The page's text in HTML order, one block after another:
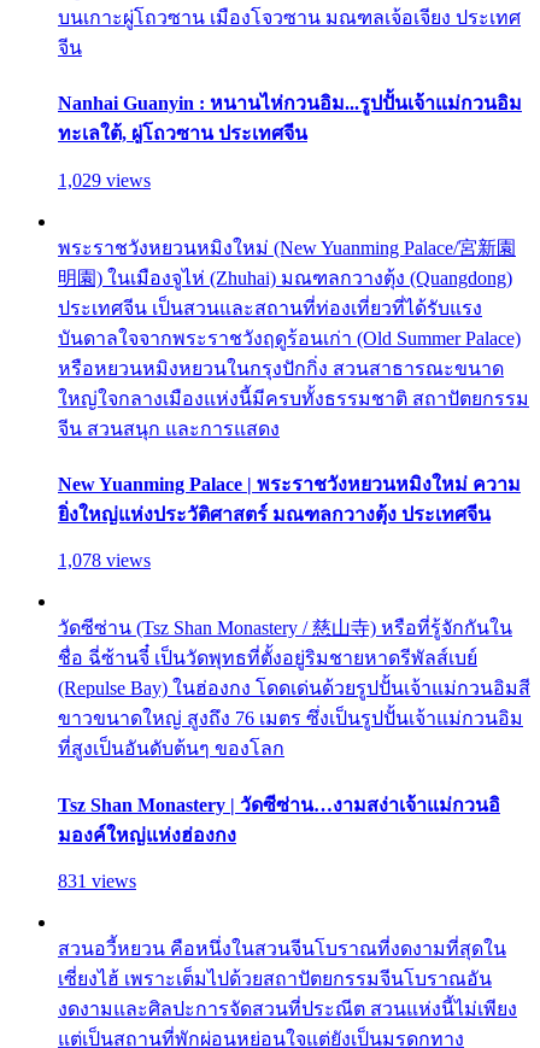
บนเกาะผู่โถวซาน เมืองโจวซาน มณฑลเจ้อเจียง ประเทศ
จีน
Nanhai Guanyin : หนานไห่กวนอิม...รูปปั้นเจ้าแม่กวนอิม
ทะเลใต้, ผู่โถวซาน ประเทศจีน
1,029 views
พระราชวังหยวนหมิงใหม่ (New Yuanming Palace/宮新園
明園) ในเมืองจูไห่ (Zhuhai) มณฑลกวางตุ้ง (Quangdong)
ประเทศจีน เป็นสวนและสถานที่ท่องเที่ยวที่ได้รับแรง
บันดาลใจจากพระราชวังฤดูร้อนเก่า (Old Summer Palace)
หรือหยวนหมิงหยวนในกรุงปักกิ่ง สวนสาธารณะขนาด
ใหญ่ใจกลางเมืองแห่งนี้มีครบทั้งธรรมชาติ สถาปัตยกรรม
จีน สวนสนุก และการแสดง
New Yuanming Palace | พระราชวังหยวนหมิงใหม่ ความ
ยิ่งใหญ่แห่งประวัติศาสตร์ มณฑลกวางตุ้ง ประเทศจีน
1,078 views
วัดซีซ่าน (Tsz Shan Monastery / 慈山寺) หรือที่รู้จักกันใน
ชื่อ ฉี่ซ้านจี๋ เป็นวัดพุทธที่ตั้งอยู่ริมชายหาดรีพัลส์เบย์
(Repulse Bay) ในฮ่องกง โดดเด่นด้วยรูปปั้นเจ้าแม่กวนอิมสี
ขาวขนาดใหญ่ สูงถึง 76 เมตร ซึ่งเป็นรูปปั้นเจ้าแม่กวนอิม
ที่สูงเป็นอันดับต้นๆ ของโลก
Tsz Shan Monastery | วัดซีซ่าน…งามสง่าเจ้าแม่กวนอิ
มองค์ใหญ่แห่งฮ่องกง
831 views
สวนอวี้หยวน คือหนึ่งในสวนจีนโบราณที่งดงามที่สุดใน
เซี่ยงไฮ้ เพราะเต็มไปด้วยสถาปัตยกรรมจีนโบราณอัน
งดงามและศิลปะการจัดสวนที่ประณีต สวนแห่งนี้ไม่เพียง
แต่เป็นสถานที่พักผ่อนหย่อนใจแต่ยังเป็นมรดกทาง